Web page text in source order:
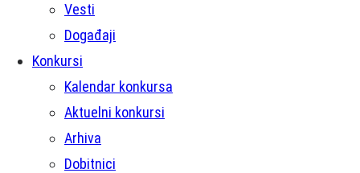
Vesti
Događaji
Konkursi
Kalendar konkursa
Aktuelni konkursi
Arhiva
Dobitnici